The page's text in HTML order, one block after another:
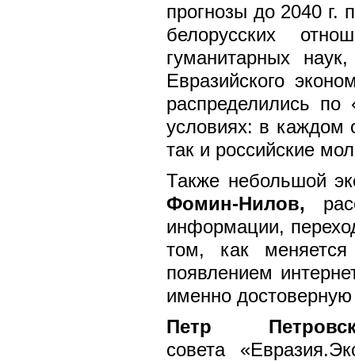
прогнозы до 2040 г.
белорусских
гуманитарных
Евразийского
распределились по
условиях: в каждом
так и российские
Также небольшой
Фомин-Нилов,
информации,
том, как меняется
появлением
именно
Петр
совета